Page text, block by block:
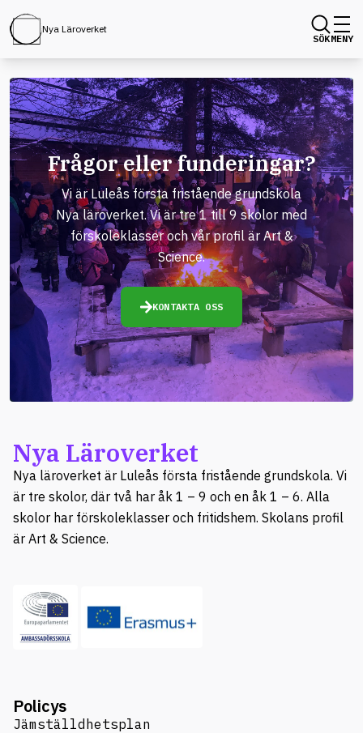
Nya Läroverket
SÖKMENY
Frågor eller funderingar?
Vi är Luleås första fristående grundskola
Nya läroverket. Vi är tre 1 till 9 skolor med
förskoleklasser och vår profil är Art &
Science.
KONTAKTA OSS
Nya Läroverket
Nya läroverket är Luleås första fristående grundskola. Vi
är tre skolor, där två har åk 1 – 9 och en åk 1 – 6. Alla
skolor har förskoleklasser och fritidshem. Skolans profil
är Art & Science.
Policys
Jämställdhetsplan